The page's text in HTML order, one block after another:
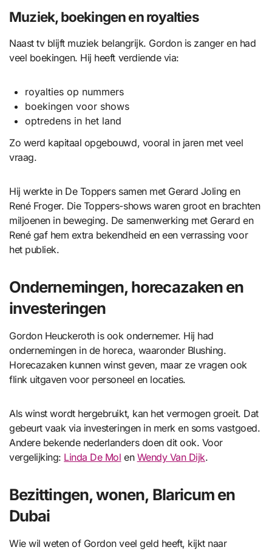
Muziek, boekingen en royalties
Naast tv blijft muziek belangrijk. Gordon is zanger en had
veel boekingen. Hij heeft verdiende via:
royalties op nummers
boekingen voor shows
optredens in het land
Zo werd kapitaal opgebouwd, vooral in jaren met veel
vraag.
Hij werkte in De Toppers samen met Gerard Joling en
René Froger. Die Toppers-shows waren groot en brachten
miljoenen in beweging. De samenwerking met Gerard en
René gaf hem extra bekendheid en een verrassing voor
het publiek.
Ondernemingen, horecazaken en
investeringen
Gordon Heuckeroth is ook ondernemer. Hij had
ondernemingen in de horeca, waaronder Blushing.
Horecazaken kunnen winst geven, maar ze vragen ook
flink uitgaven voor personeel en locaties.
Als winst wordt hergebruikt, kan het vermogen groeit. Dat
gebeurt vaak via investeringen in merk en soms vastgoed.
Andere bekende nederlanders doen dit ook. Voor
vergelijking: Linda De Mol en Wendy Van Dijk.
Bezittingen, wonen, Blaricum en
Dubai
Wie wil weten of Gordon veel geld heeft, kijkt naar